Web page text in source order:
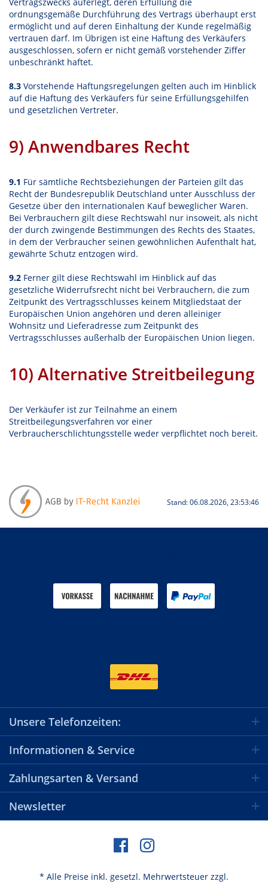
ordnungsgemäße Durchführung des Vertrags überhaupt erst
ermöglicht und auf deren Einhaltung der Kunde regelmäßig
vertrauen darf. Im Übrigen ist eine Haftung des Verkäufers
ausgeschlossen, sofern er nicht gemäß vorstehender Ziffer
unbeschränkt haftet.
8.3 Vorstehende Haftungsregelungen gelten auch im Hinblick
auf die Haftung des Verkäufers für seine Erfüllungsgehilfen
und gesetzlichen Vertreter.
9) Anwendbares Recht
9.1 Für sämtliche Rechtsbeziehungen der Parteien gilt das
Recht der Bundesrepublik Deutschland unter Ausschluss der
Gesetze über den internationalen Kauf beweglicher Waren.
Bei Verbrauchern gilt diese Rechtswahl nur insoweit, als nicht
der durch zwingende Bestimmungen des Rechts des Staates,
in dem der Verbraucher seinen gewöhnlichen Aufenthalt hat,
gewährte Schutz entzogen wird.
9.2 Ferner gilt diese Rechtswahl im Hinblick auf das
gesetzliche Widerrufsrecht nicht bei Verbrauchern, die zum
Zeitpunkt des Vertragsschlusses keinem Mitgliedstaat der
Europäischen Union angehören und deren alleiniger
Wohnsitz und Lieferadresse zum Zeitpunkt des
Vertragsschlusses außerhalb der Europäischen Union liegen.
10) Alternative Streitbeilegung
Der Verkäufer ist zur Teilnahme an einem
Streitbeilegungsverfahren vor einer
Verbraucherschlichtungsstelle weder verpflichtet noch bereit.
Stand: 06.08.2026, 23:53:46
Unsere Telefonzeiten:
Informationen & Service
Zahlungsarten & Versand
Newsletter
* Alle Preise inkl. gesetzl. Mehrwertsteuer zzgl.